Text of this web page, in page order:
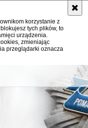
korzystanie z
tych plików, to
urządzenia.
zmieniając
przeglądarki oznacza